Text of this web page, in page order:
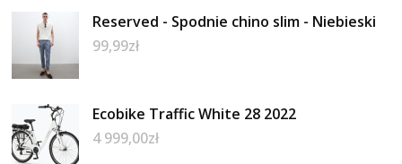
Reserved - Spodnie chino slim - Niebieski
99,99zł
Ecobike Traffic White 28 2022
4 999,00zł